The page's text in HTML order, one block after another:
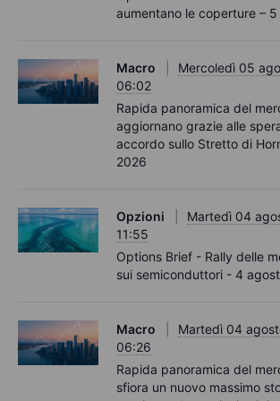
aumentano le coperture –
Macro
Mercoledì 05
06:02
Rapida panoramica del
aggiornano grazie alle
accordo sullo Stretto di
2026
Opzioni
Martedì 04
11:55
Options Brief - Rally delle
sui semiconduttori - 4
Macro
Martedì 04
06:26
Rapida panoramica del
sfiora un nuovo massimo